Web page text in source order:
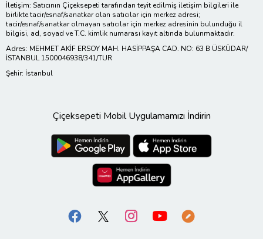
İletişim: Satıcının Çiçeksepeti tarafından teyit edilmiş iletişim bilgileri ile
birlikte tacir/esnaf/sanatkar olan satıcılar için merkez adresi;
tacir/esnaf/sanatkar olmayan satıcılar için merkez adresinin bulunduğu il
bilgisi, ad, soyad ve T.C. kimlik numarası kayıt altında bulunmaktadır.
Adres: MEHMET AKİF ERSOY MAH. HASİPPAŞA CAD. NO: 63 B ÜSKÜDAR/
İSTANBUL 1500046938/341/TUR
Şehir: İstanbul
Çiçeksepeti Mobil Uygulamamızı İndirin